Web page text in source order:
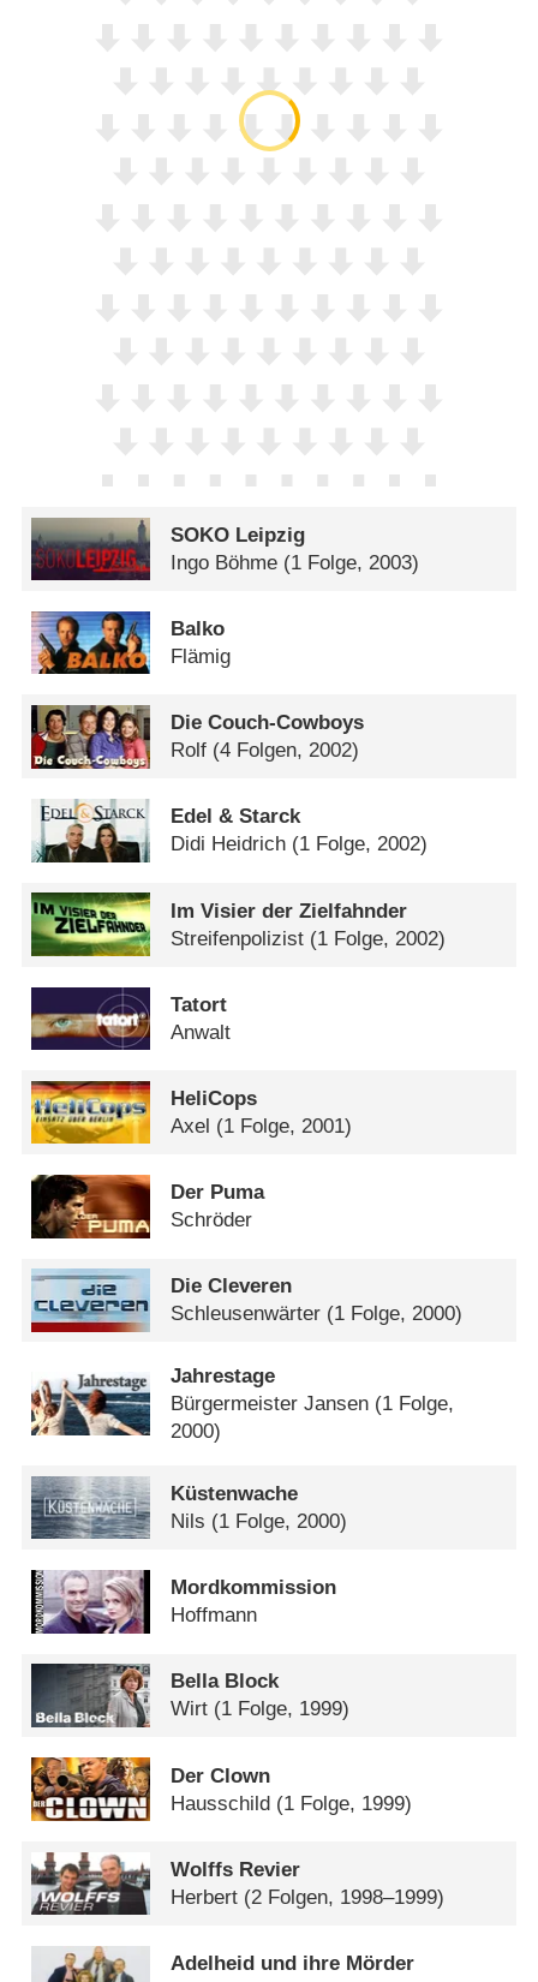
SOKO Leipzig
Ingo Böhme (1 Folge, 2003)
Balko
Flämig
Die Couch-Cowboys
Rolf (4 Folgen, 2002)
Edel & Starck
Didi Heidrich (1 Folge, 2002)
Im Visier der Zielfahnder
Streifenpolizist (1 Folge, 2002)
Tatort
Anwalt
HeliCops
Axel (1 Folge, 2001)
Der Puma
Schröder
Die Cleveren
Schleusenwärter (1 Folge, 2000)
Jahrestage
Bürgermeister Jansen (1 Folge,
2000)
Küstenwache
Nils (1 Folge, 2000)
Mordkommission
Hoffmann
Bella Block
Wirt (1 Folge, 1999)
Der Clown
Hausschild (1 Folge, 1999)
Wolffs Revier
Herbert (2 Folgen, 1998–1999)
Adelheid und ihre Mörder